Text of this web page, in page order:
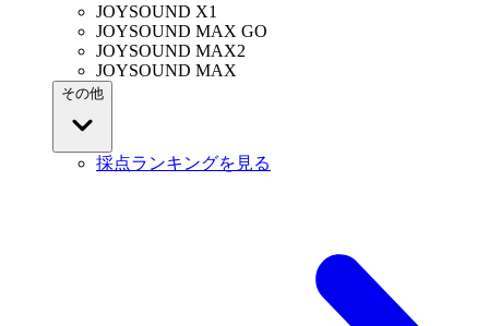
JOYSOUND X1
JOYSOUND MAX GO
JOYSOUND MAX2
JOYSOUND MAX
その他
採点ランキングを見る